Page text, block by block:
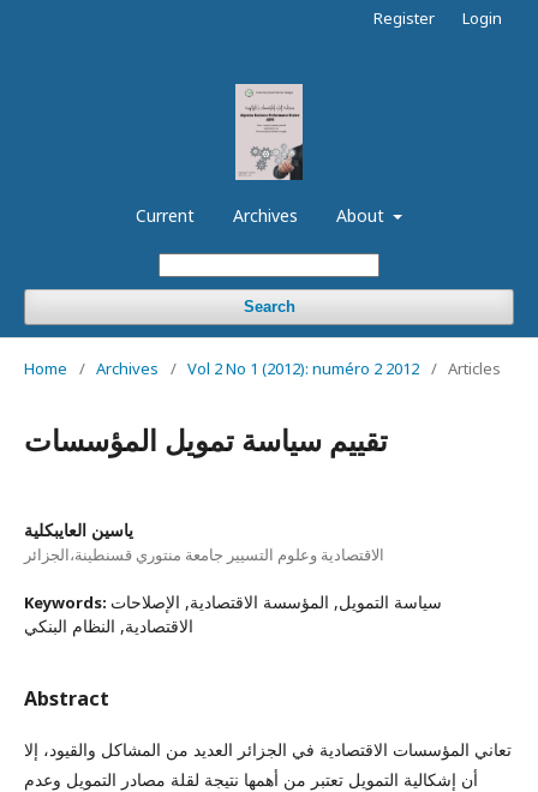
Current Archives About
Search
Register Login
Home / Archives / Vol 2 No 1 (2012): numéro 2 2012 / Articles
تقييم سياسة تمويل المؤسسات
ياسين العايبكلية
الاقتصادية وعلوم التسيير جامعة منتوري قسنطينة،الجزائر
Keywords: سياسة التمويل, المؤسسة الاقتصادية, الإصلاحات
الاقتصادية, النظام البنكي
Abstract
تعاني المؤسسات الاقتصادية في الجزائر العديد من المشاكل والقيود، إلا
أن إشكالية التمويل تعتبر من أهمها نتيجة لقلة مصادر التمويل وعدم